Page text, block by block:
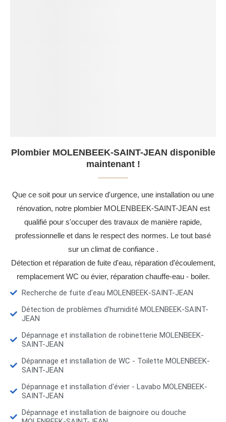
Plombier MOLENBEEK-SAINT-JEAN disponible
maintenant !
Que ce soit pour un service d'urgence, une installation ou une
rénovation, notre plombier MOLENBEEK-SAINT-JEAN est
qualifié pour s'occuper des travaux de manière rapide,
professionnelle et dans le respect des normes. Le tout basé
sur un climat de confiance .
Détection et réparation de fuite d'eau, réparation d’écoulement,
remplacement WC ou évier, réparation chauffe-eau - boiler.
Recherche de fuite d’eau MOLENBEEK-SAINT-JEAN
Détection de problèmes d'humidité MOLENBEEK-SAINT-
JEAN
Dépannage et installation de robinetterie MOLENBEEK-
SAINT-JEAN
Dépannage et installation de WC - Toilette MOLENBEEK-
SAINT-JEAN
Dépannage et installation d'évier - Lavabo MOLENBEEK-
SAINT-JEAN
Dépannage et installation de baignoire ou douche